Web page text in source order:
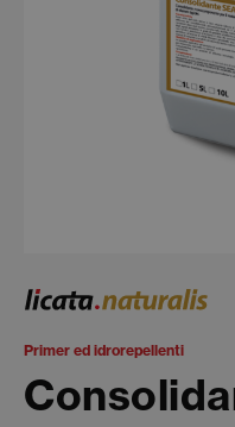
Primer ed idrorepellenti